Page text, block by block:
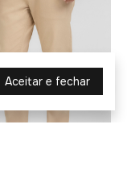
Aceitar e fechar